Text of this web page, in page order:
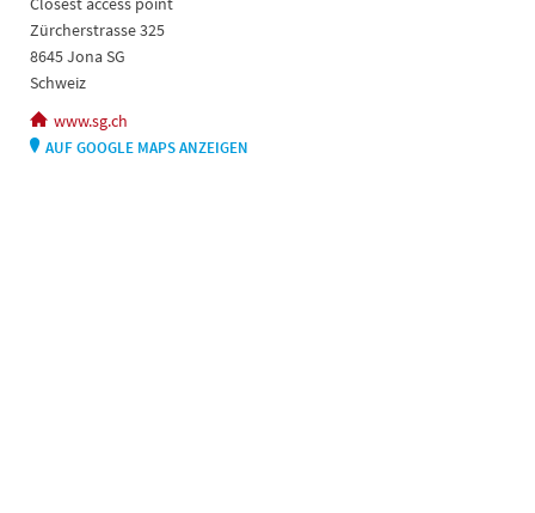
Zürcherstrasse 325
8645 Jona SG
Schweiz
www.sg.ch
AUF GOOGLE MAPS ANZEIGEN